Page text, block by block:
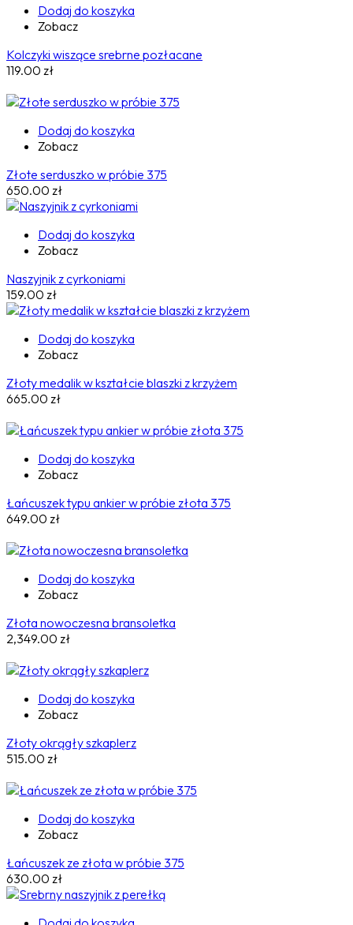
Dodaj do koszyka
Zobacz
Kolczyki wiszące srebrne pozłacane
119.00 zł
Dodaj do koszyka
Zobacz
Złote serduszko w próbie 375
650.00 zł
Dodaj do koszyka
Zobacz
Naszyjnik z cyrkoniami
159.00 zł
Dodaj do koszyka
Zobacz
Złoty medalik w kształcie blaszki z krzyżem
665.00 zł
Dodaj do koszyka
Zobacz
Łańcuszek typu ankier w próbie złota 375
649.00 zł
Dodaj do koszyka
Zobacz
Złota nowoczesna bransoletka
2,349.00 zł
Dodaj do koszyka
Zobacz
Złoty okrągły szkaplerz
515.00 zł
Dodaj do koszyka
Zobacz
Łańcuszek ze złota w próbie 375
630.00 zł